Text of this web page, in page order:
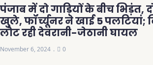
पंजाब में दो गाड़ियों के बीच भिड़ंत,
खुले, फॉर्च्यूनर ने खाई 5 पलटियां;
लौट रही देवरानी-जेठानी घायल
November 6, 2024 0